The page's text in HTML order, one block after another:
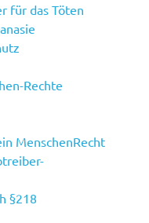
für das Töten
Rechte
MenschenRecht
§218